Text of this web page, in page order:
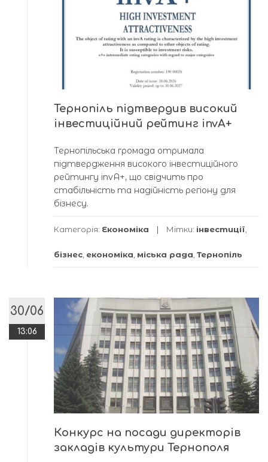
Тернопіль підтвердив високий
інвестиційний рейтинг invА+
Тернопільська громада отримала
підтвердження високого інвестиційного
рейтингу invА+, що свідчить про
стабільність та надійність регіону для
бізнесу.
Категорія: Економіка Мітки: інвестиції,
бізнес, економіка, міська рада, Тернопіль
30/06
13:06
Конкурс на посади директорів
закладів культури Тернополя